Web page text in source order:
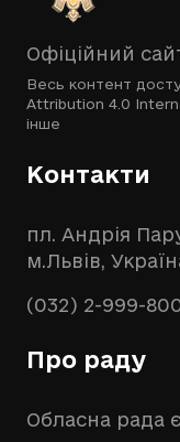
Офіційний
Весь контент
Attribution 4.0
інше
Контакти
пл. Андрія
м.Львів,
(032) 2-999-
Про раду
Обласна рада